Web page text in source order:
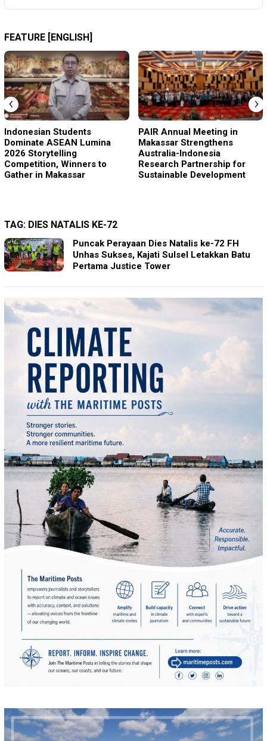
FEATURE [ENGLISH]
Indonesian Students
Dominate ASEAN Lumina
2026 Storytelling
Competition, Winners to
Gather in Makassar
PAIR Annual Meeting in
Makassar Strengthens
Australia-Indonesia
Research Partnership for
Sustainable Development
‹ ›
TAG: DIES NATALIS KE-72
Puncak Perayaan Dies Natalis ke-72 FH
Unhas Sukses, Kajati Sulsel Letakkan Batu
Pertama Justice Tower